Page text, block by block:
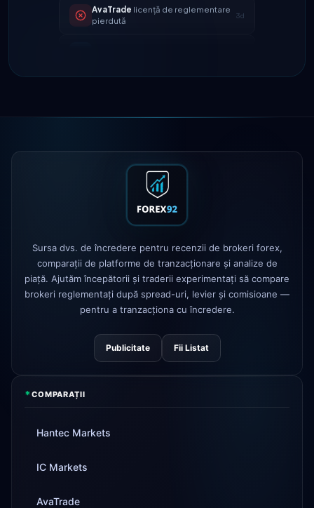
Tickmillviteza retragerii acum 24h 4d
— conturi noi fără
comision
licență de reglementare
Tickmill viteza retragerii acum 24h 4d
Sursa dvs. de încredere pentru recenzii de brokeri forex,
comparații de platforme de tranzacționare și analize de
piață. Ajutăm începătorii și traderii experimentați să compare
brokeri reglementați după spread-uri, levier și comisioane —
pentru a tranzacționa cu încredere.
Publicitate Fii Listat
*COMPARAȚII
Hantec Markets
IC Markets
AvaTrade